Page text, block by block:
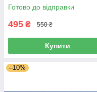
Готово до відправки
495 ₴ 550 ₴
Купити
–10%